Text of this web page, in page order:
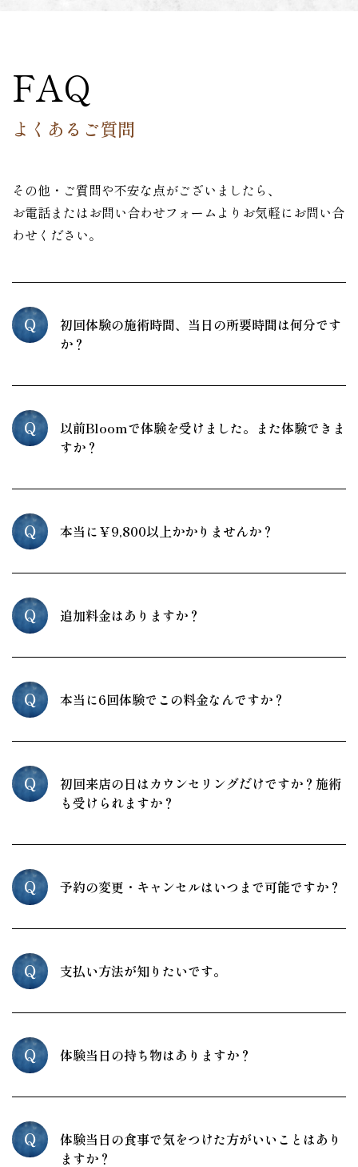
FAQ
よくあるご質問
その他・ご質問や不安な点がございましたら、
お電話またはお問い合わせフォームよりお気軽にお問い合
わせください。
Q
初回体験の施術時間、当日の所要時間は何分です
か？
Q
以前Bloomで体験を受けました。また体験できま
すか？
Q 本当に￥9,800以上かかりませんか？
Q 追加料金はありますか？
Q 本当に6回体験でこの料金なんですか？
Q
初回来店の日はカウンセリングだけですか？施術
も受けられますか？
Q 予約の変更・キャンセルはいつまで可能ですか？
Q 支払い方法が知りたいです。
Q 体験当日の持ち物はありますか？
Q
体験当日の食事で気をつけた方がいいことはあり
ますか？